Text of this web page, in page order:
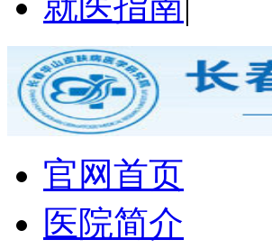
官网首页
医院简介